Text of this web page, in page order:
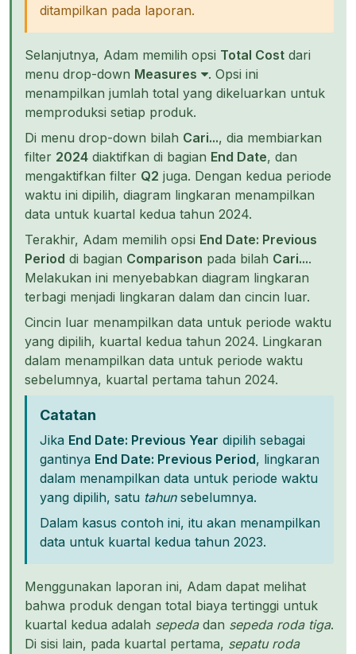
ditampilkan pada laporan.
Selanjutnya, Adam memilih opsi Total Cost dari
menu drop-down Measures
. Opsi ini
menampilkan jumlah total yang dikeluarkan untuk
memproduksi setiap produk.
Di menu drop-down bilah Cari..., dia membiarkan
filter 2024 diaktifkan di bagian End Date, dan
mengaktifkan filter Q2 juga. Dengan kedua periode
waktu ini dipilih, diagram lingkaran menampilkan
data untuk kuartal kedua tahun 2024.
Terakhir, Adam memilih opsi End Date: Previous
Period di bagian Comparison pada bilah Cari....
Melakukan ini menyebabkan diagram lingkaran
terbagi menjadi lingkaran dalam dan cincin luar.
Cincin luar menampilkan data untuk periode waktu
yang dipilih, kuartal kedua tahun 2024. Lingkaran
dalam menampilkan data untuk periode waktu
sebelumnya, kuartal pertama tahun 2024.
Catatan
Jika End Date: Previous Year dipilih sebagai
gantinya End Date: Previous Period, lingkaran
dalam menampilkan data untuk periode waktu
yang dipilih, satu tahunsebelumnya.
Dalam kasus contoh ini, itu akan menampilkan
data untuk kuartal kedua tahun 2023.
Menggunakan laporan ini, Adam dapat melihat
bahwa produk dengan total biaya tertinggi untuk
kuartal kedua adalah sepedadan sepeda roda tiga.
Di sisi lain, pada kuartal pertama, sepatu roda